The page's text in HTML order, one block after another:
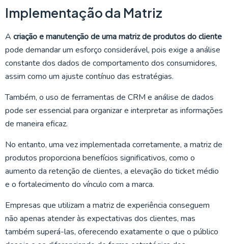
Implementação da Matriz
A criação e manutenção de uma matriz de produtos do cliente
pode demandar um esforço considerável, pois exige a análise
constante dos dados de comportamento dos consumidores,
assim como um ajuste contínuo das estratégias.
Também, o uso de ferramentas de CRM e análise de dados
pode ser essencial para organizar e interpretar as informações
de maneira eficaz.
No entanto, uma vez implementada corretamente, a matriz de
produtos proporciona benefícios significativos, como o
aumento da retenção de clientes, a elevação do ticket médio
e o fortalecimento do vínculo com a marca.
Empresas que utilizam a matriz de experiência conseguem
não apenas atender às expectativas dos clientes, mas
também superá-las, oferecendo exatamente o que o público